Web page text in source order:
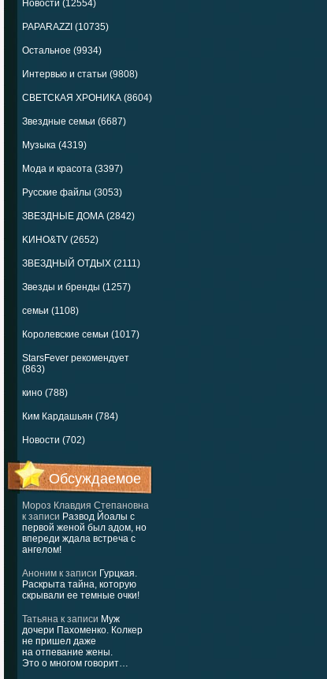
Новости (12554)
PAPARAZZI (10735)
Остальное (9934)
Интервью и статьи (9808)
СВЕТСКАЯ ХРОНИКА (8604)
Звездные семьи (6687)
Музыка (4319)
Мода и красота (3397)
Русские файлы (3053)
ЗВЕЗДНЫЕ ДОМА (2842)
KИНО&TV (2652)
ЗВЕЗДНЫЙ ОТДЫХ (2111)
Звезды и бренды (1257)
семьи (1108)
Королевские семьи (1017)
StarsFever рекомендует
(863)
кино (788)
Ким Кардашьян (784)
Новости (702)
Обсуждаемое
Мороз Клавдия Степановна
к записи Развод Йоалы с
первой женой был адом, но
впереди ждала встреча с
ангелом!
Аноним к записи Гурцкая.
Раскрыта тайна, которую
скрывали ее темные очки!
Татьяна к записи Муж
дочери Пахоменко. Колкер
не пришел даже
на отпевание жены.
Это о многом говорит…